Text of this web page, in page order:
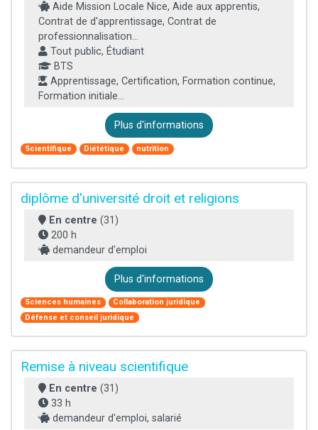
Aide Mission Locale Nice, Aide aux apprentis,
Contrat de d'apprentissage, Contrat de
professionnalisation...
Tout public, Étudiant
BTS
Apprentissage, Certification, Formation continue,
Formation initiale...
Plus d'informations
Scientifique Diététique nutrition
diplôme d'université droit et religions
En centre (31)
200 h
demandeur d’emploi
Plus d'informations
Sciences humaines
Collaboration juridique
Défense et conseil juridique
Remise à niveau scientifique
En centre (31)
33 h
demandeur d’emploi, salarié